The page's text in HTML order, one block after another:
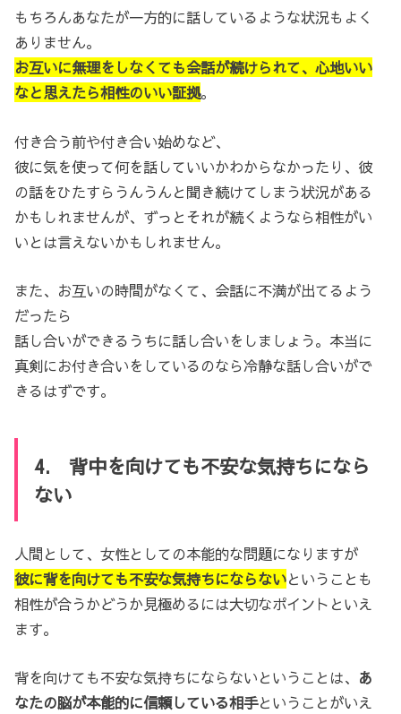
もちろんあなたが一方的に話しているような状況もよく
ありません。
お互いに無理をしなくても会話が続けられて、心地いい
なと思えたら相性のいい証拠。
付き合う前や付き合い始めなど、
彼に気を使って何を話していいかわからなかったり、彼
の話をひたすらうんうんと聞き続けてしまう状況がある
かもしれませんが、ずっとそれが続くようなら相性がい
いとは言えないかもしれません。
また、お互いの時間がなくて、会話に不満が出てるよう
だったら
話し合いができるうちに話し合いをしましょう。本当に
真剣にお付き合いをしているのなら冷静な話し合いがで
きるはずです。
4. 背中を向けても不安な気持ちになら
ない
人間として、女性としての本能的な問題になりますが
彼に背を向けても不安な気持ちにならないということも
相性が合うかどうか見極めるには大切なポイントといえ
ます。
背を向けても不安な気持ちにならないということは、 あ
なたの脳が本能的に信頼している相手ということがいえ